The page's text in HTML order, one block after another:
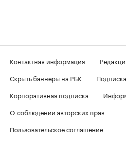
Контактная информация
Скрыть баннеры на РБК
Корпоративная подписка
О соблюдении авторских прав
Пользовательское соглашение